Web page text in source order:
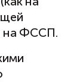
на ФССП.